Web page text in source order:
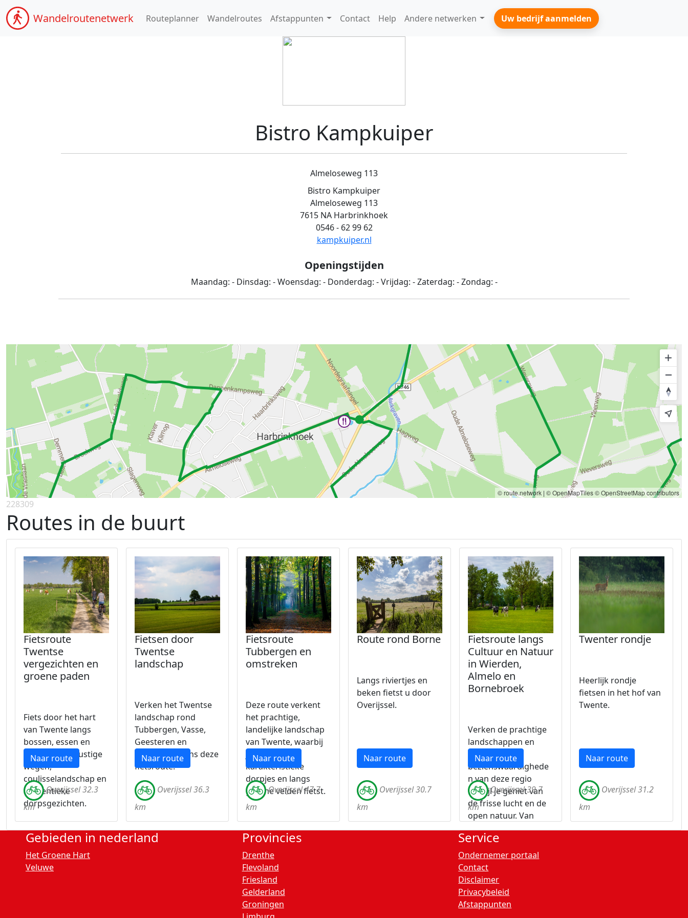
Wandelroutenetwerk Routeplanner Wandelroutes Afstappunten Contact Help Andere netwerken Uw bedrijf aanmelden
Bistro Kampkuiper
Almeloseweg 113
Bistro Kampkuiper
Almeloseweg 113
7615 NA Harbrinkhoek
0546 - 62 99 62
kampkuiper.nl
Openingstijden
Maandag: - Dinsdag: -Woensdag: - Donderdag: -Vrijdag: -Zaterdag: -Zondag: -
© route.network | © OpenMapTiles© OpenStreetMap contributors
228309
Routes in de buurt
Fietsroute
Twentse
vergezichten en
groene paden
Fiets door het hart
van Twente langs
bossen, essen en
boerderijen. Rustige
wegen,
coulisselandschap en
authentieke
dorpsgezichten.
Naar route
Overijssel 32.3
km
Fietsen door
Twentse
landschap
Verken het Twentse
landschap rond
Tubbergen, Vasse,
Geesteren en
Albergen tijdens deze
fietsroute.
Naar route
Overijssel 36.3
km
Fietsroute
Tubbergen en
omstreken
Deze route verkent
het prachtige,
landelijke landschap
van Twente, waarbij
je door
karakteristieke
dorpjes en langs
groene velden fietst.
Naar route
Overijssel 47.7
km
Route rond Borne
Langs riviertjes en
beken fietst u door
Overijssel.
Naar route
Overijssel 30.7
km
Fietsroute langs
Cultuur en Natuur
in Wierden,
Almelo en
Bornebroek
Verken de prachtige
landschappen en
historische
bezienswaardighede
n van deze regio
terwijl je geniet van
de frisse lucht en de
open natuur. Van
dorpjes tot culturele
hotspots, elke
kilometer biedt
nieuwe ontdekkingen
en onvergetelijke
uitzichten.
Naar route
Overijssel 39.7
km
Twenter rondje
Heerlijk rondje
fietsen in het hof van
Twente.
Naar route
Overijssel 31.2
km
Gebieden in nederland
Het Groene Hart
Veluwe
Provincies
Drenthe
Flevoland
Friesland
Gelderland
Groningen
Service
Ondernemer portaal
Contact
Disclaimer
Privacybeleid
Afstappunten